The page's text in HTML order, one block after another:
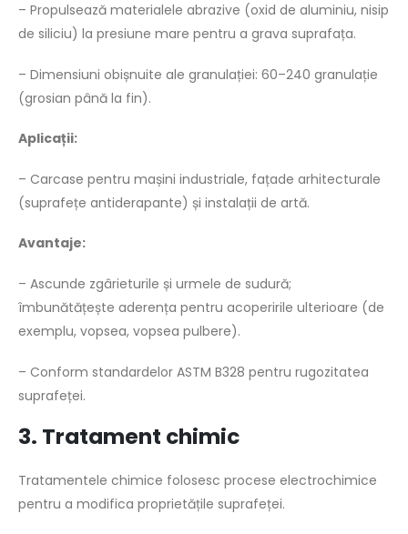
– Propulsează materialele abrazive (oxid de aluminiu, nisip
de siliciu) la presiune mare pentru a grava suprafața.
– Dimensiuni obișnuite ale granulației: 60–240 granulație
(grosian până la fin).
Aplicații:
– Carcase pentru mașini industriale, fațade arhitecturale
(suprafețe antiderapante) și instalații de artă.
Avantaje:
– Ascunde zgârieturile și urmele de sudură;
îmbunătățește aderența pentru acoperirile ulterioare (de
exemplu, vopsea, vopsea pulbere).
– Conform standardelor ASTM B328 pentru rugozitatea
suprafeței.
3. Tratament chimic
Tratamentele chimice folosesc procese electrochimice
pentru a modifica proprietățile suprafeței.